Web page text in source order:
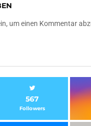
um einen Kommentar
567
Followers